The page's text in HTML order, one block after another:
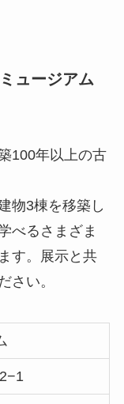
ュージアム
100年以上の古
物3棟を移築し
べるさまざま
す。展示と共
さい。